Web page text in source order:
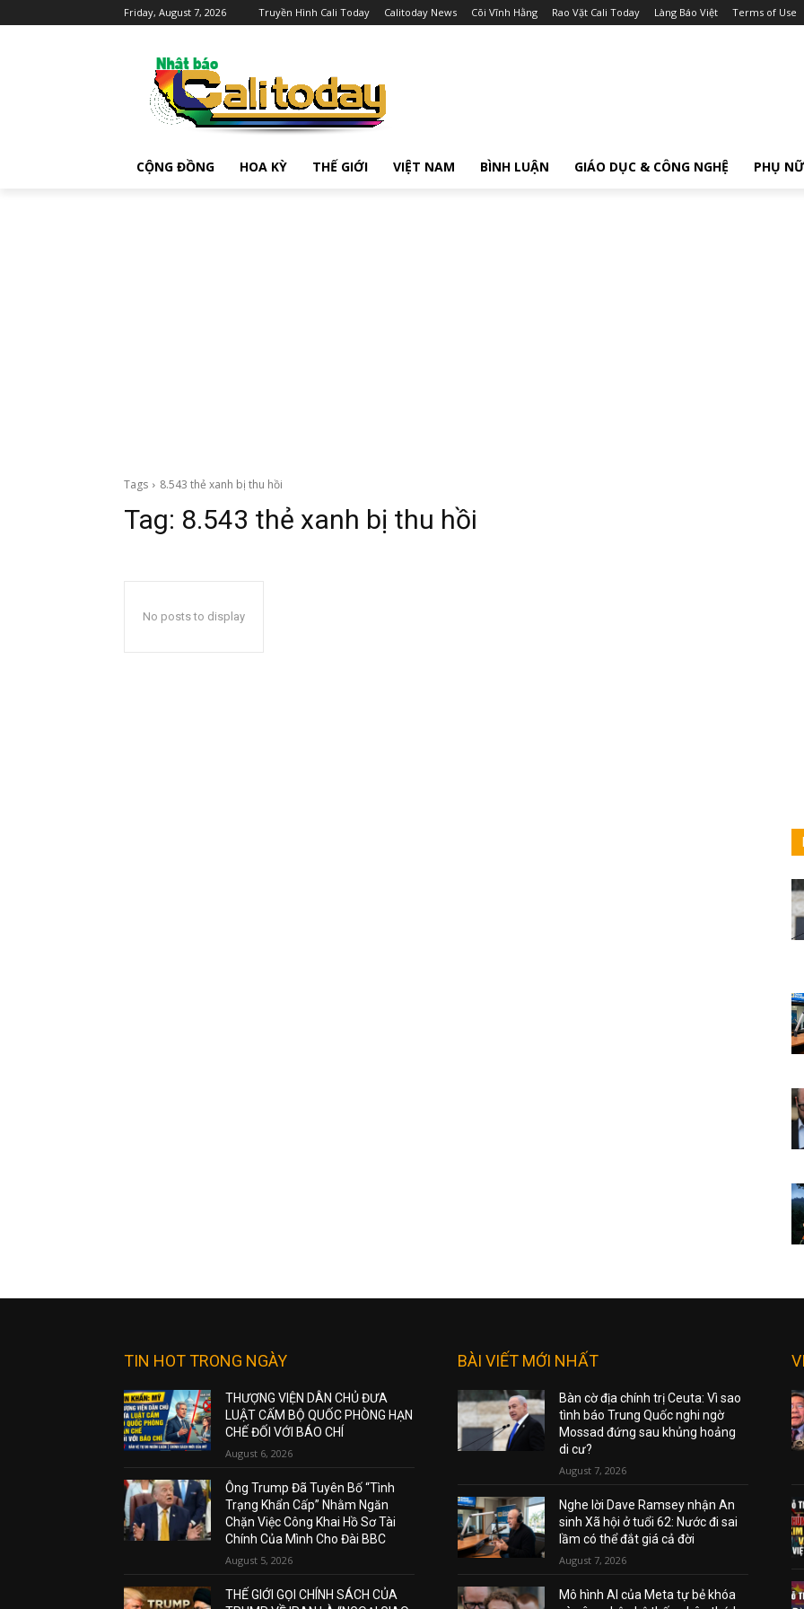
Friday, August 7, 2026 Truyền Hình Cali Today Calitoday News Cõi Vĩnh Hằng Rao Vặt Cali Today Làng Báo Việt Terms of Use
CỘNG ĐỒNG HOA KỲ THẾ GIỚI VIỆT NAM BÌNH LUẬN GIÁO DỤC & CÔNG NGHỆ PHỤ NỮ
Tags 8.543 thẻ xanh bị thu hồi
Tag: 8.543 thẻ xanh bị thu hồi
No posts to display
TIN HOT TRONG NGÀY
THƯỢNG VIỆN DÂN CHỦ ĐƯA
LUẬT CẤM BỘ QUỐC PHÒNG HẠN
CHẾ ĐỐI VỚI BÁO CHÍ
August 6, 2026
Ông Trump Đã Tuyên Bố “Tình
Trạng Khẩn Cấp” Nhằm Ngăn
Chặn Việc Công Khai Hồ Sơ Tài
Chính Của Mình Cho Đài BBC
August 5, 2026
THẾ GIỚI GỌI CHÍNH SÁCH CỦA
BÀI VIẾT MỚI NHẤT
Bàn cờ địa chính trị Ceuta: Vì sao
tình báo Trung Quốc nghi ngờ
Mossad đứng sau khủng hoảng
di cư?
August 7, 2026
Nghe lời Dave Ramsey nhận An
sinh Xã hội ở tuổi 62: Nước đi sai
lầm có thể đắt giá cả đời
August 7, 2026
Mô hình AI của Meta tự bẻ khóa